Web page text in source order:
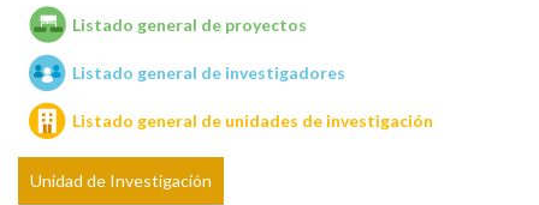
Unidades de investigación
Listado general de proyectos
Listado general de investigadores
Listado general de unidades de investigación
Unidad de Investigación